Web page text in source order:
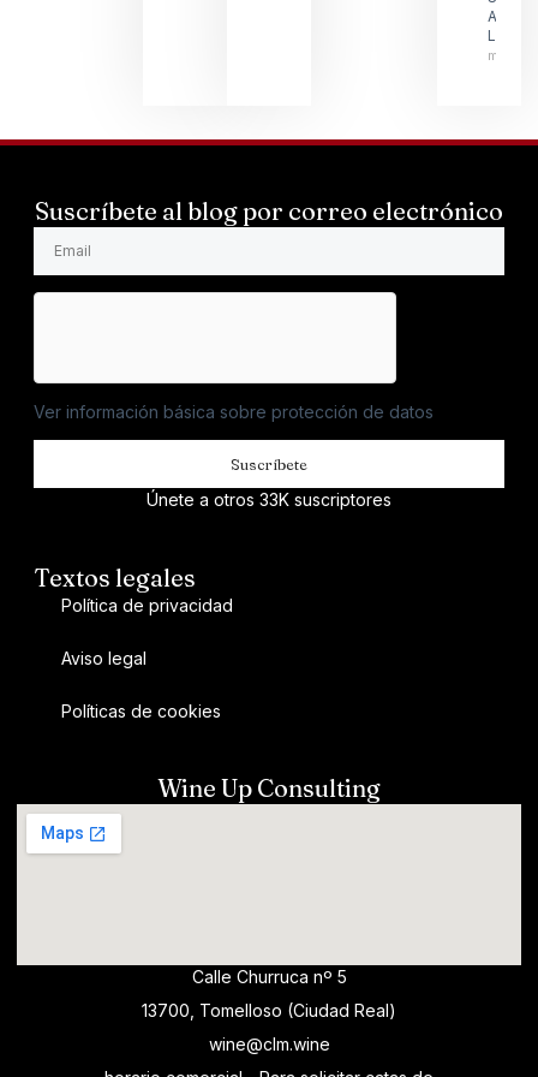
mayo
Suscríbete al blog por correo electrónico
Ver información básica sobre protección de datos
Suscríbete
Únete a otros 33K suscriptores
Textos legales
Política de privacidad
Aviso legal
Políticas de cookies
Wine Up Consulting
Calle Churruca nº 5
13700, Tomelloso (Ciudad Real)
wine@clm.wine